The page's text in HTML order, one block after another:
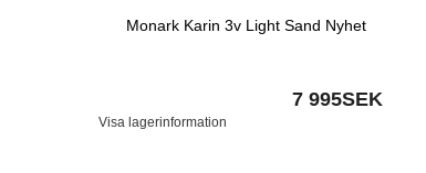
Monark Karin 3v Light Sand Nyhet
7 995SEK
Visa lagerinformation